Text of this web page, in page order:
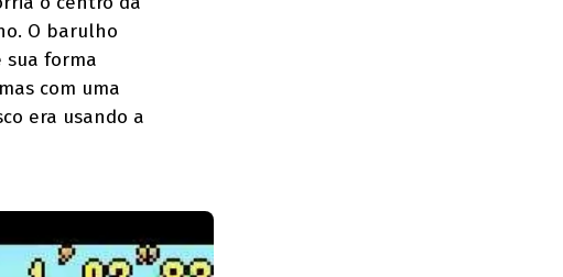
O barulho
forma
com uma
era usando a